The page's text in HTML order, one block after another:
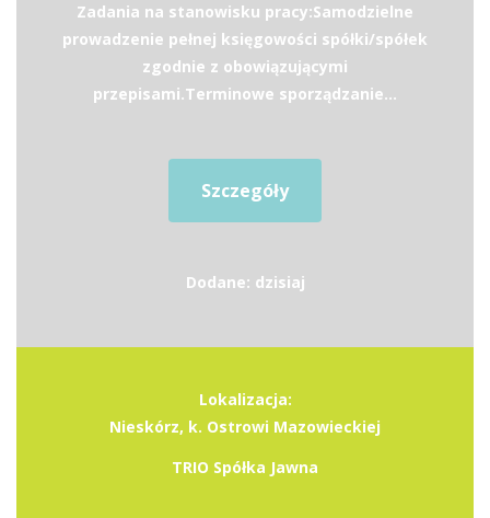
Zadania na stanowisku pracy:Samodzielne
prowadzenie pełnej księgowości spółki/spółek
zgodnie z obowiązującymi
przepisami.Terminowe sporządzanie...
Szczegóły
Dodane: dzisiaj
Lokalizacja:
Nieskórz, k. Ostrowi Mazowieckiej
TRIO Spółka Jawna